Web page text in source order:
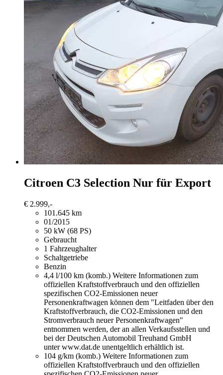
Citroen C3 Selection Nur für Export
€ 2.999,-
101.645 km
01/2015
50 kW (68 PS)
Gebraucht
1 Fahrzeughalter
Schaltgetriebe
Benzin
4,4 l/100 km (komb.) Weitere Informationen zum
offiziellen Kraftstoffverbrauch und den offiziellen
spezifischen CO2-Emissionen neuer
Personenkraftwagen können dem "Leitfaden über den
Kraftstoffverbrauch, die CO2-Emissionen und den
Stromverbrauch neuer Personenkraftwagen"
entnommen werden, der an allen Verkaufsstellen und
bei der Deutschen Automobil Treuhand GmbH
unter www.dat.de unentgeltlich erhältlich ist.
104 g/km (komb.) Weitere Informationen zum
offiziellen Kraftstoffverbrauch und den offiziellen